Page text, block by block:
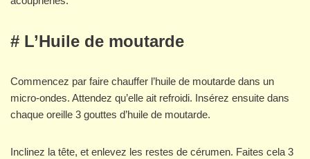
# L’Huile de moutarde
Commencez par faire chauffer l’huile de moutarde dans un
micro-ondes. Attendez qu’elle ait refroidi. Insérez ensuite dans
chaque oreille 3 gouttes d’huile de moutarde.
Inclinez la tête, et enlevez les restes de cérumen. Faites cela 3